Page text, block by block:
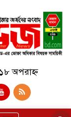
অপরাহ্ন